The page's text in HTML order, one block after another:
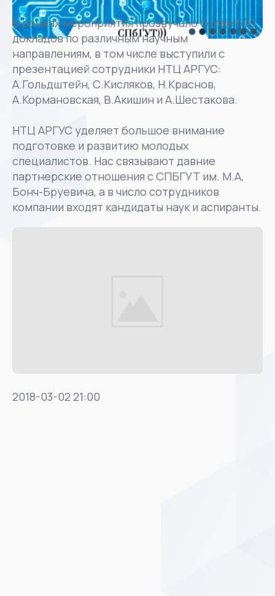
В рамках мероприятия прозвучало более 600
докладов по различным научным
направлениям, в том числе выступили с
презентацией сотрудники НТЦ АРГУС:
А.Гольдштейн, С.Кисляков, Н.Краснов,
А.Кормановская, В.Акишин и А.Шестакова.
НТЦ АРГУС уделяет большое внимание
подготовке и развитию молодых
специалистов. Нас связывают давние
партнерские отношения с СПБГУТ им. М.А,
Бонч-Бруевича, а в число сотрудников
компании входят кандидаты наук и аспиранты.
2018-03-02 21:00